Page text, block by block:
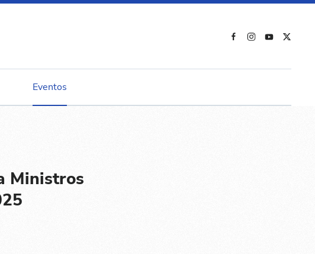
Eventos
Ministros